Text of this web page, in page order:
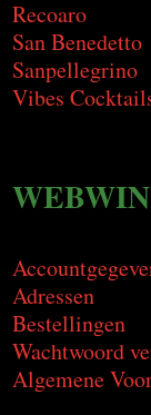
Recoaro
San Benedetto
Sanpellegrino
Vibes
Adressen
Bestellingen
Wachtwoord
Algemene